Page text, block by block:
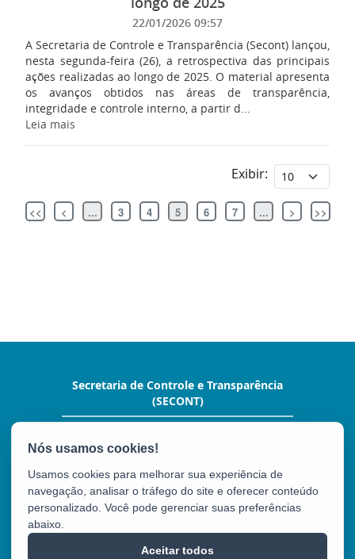
22/01/2026 09:57
A Secretaria de Controle e Transparência (Secont) lançou,
nesta segunda-feira (26), a retrospectiva das principais
ações realizadas ao longo de 2025. O material apresenta
os avanços obtidos nas áreas de transparência,
integridade e controle interno, a partir d...
Leia mais
Exibir:
<< < ... 3 4 5 6 7 ... > >>
Secretaria de Controle e Transparência
(SECONT)
Hoffman,10º andar. - Enseada do Suá
Tel.: (27) 3636-5352
Usamos cookies para melhorar sua experiência de
navegação, analisar o tráfego do site e oferecer conteúdo
personalizado. Você pode gerenciar suas preferências
abaixo.
Aceitar todos